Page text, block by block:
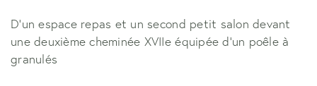
D'un espace repas et un second petit salon devant
une deuxième cheminée XVIIe équipée d'un poêle à
granulés